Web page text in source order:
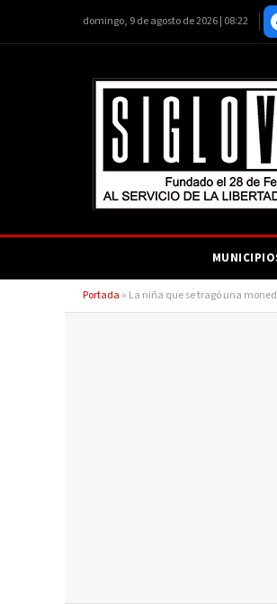
domingo, 9 de agosto de 2026 | 08:22
Portada » La niña que se tragó una